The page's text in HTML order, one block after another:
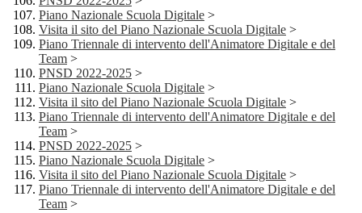
Piano Nazionale Scuola Digitale >
Visita il sito del Piano Nazionale Scuola Digitale >
Piano Triennale di intervento dell'Animatore Digitale e del
Team >
PNSD 2022-2025 >
Piano Nazionale Scuola Digitale >
Visita il sito del Piano Nazionale Scuola Digitale >
Piano Triennale di intervento dell'Animatore Digitale e del
Team >
PNSD 2022-2025 >
Piano Nazionale Scuola Digitale >
Visita il sito del Piano Nazionale Scuola Digitale >
Piano Triennale di intervento dell'Animatore Digitale e del
Team >